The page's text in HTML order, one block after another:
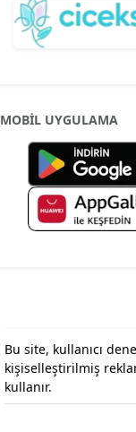
MOBİL UYGULAMA
Bu site, kullanıcı
kişiselleştirilmiş
kullanır.